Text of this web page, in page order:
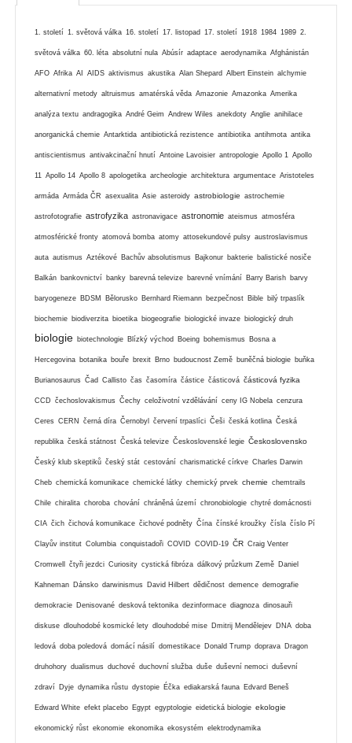
1. století 1. světová válka 16. století 17. listopad 17. století 1918 1984 1989 2.
světová válka 60. léta absolutní nula Abúsír adaptace aerodynamika Afghánistán
AFO Afrika AI AIDS aktivismus akustika Alan Shepard Albert Einstein alchymie
alternativní metody altruismus amatérská věda Amazonie Amazonka Amerika
analýza textu andragogika André Geim Andrew Wiles anekdoty Anglie anihilace
anorganická chemie Antarktida antibiotická rezistence antibiotika antihmota antika
antiscientismus antivakcinační hnutí Antoine Lavoisier antropologie Apollo 1 Apollo
11 Apollo 14 Apollo 8 apologetika archeologie architektura argumentace Aristoteles
armáda Armáda ČR asexualita Asie asteroidy astrobiologie astrochemie
astrofotografie astrofyzika astronavigace astronomie ateismus atmosféra
atmosférické fronty atomová bomba atomy attosekundové pulsy austroslavismus
auta autismus Aztékové Bachův absolutismus Bajkonur bakterie balistické nosiče
Balkán bankovnictví banky barevná televize barevné vnímání Barry Barish barvy
baryogeneze BDSM Bělorusko Bernhard Riemann bezpečnost Bible bilý trpaslík
biochemie biodiverzita bioetika biogeografie biologické invaze biologický druh
biologie biotechnologie Blízký východ Boeing bohemismus Bosna a
Hercegovina botanika bouře brexit Brno budoucnost Země buněčná biologie buňka
Burianosaurus Čad Callisto čas časomíra částice částicová částicová fyzika
CCD čechoslovakismus Čechy celoživotní vzdělávání ceny IG Nobela cenzura
Ceres CERN černá díra Černobyl červení trpaslíci Češi česká kotlina Česká
republika česká státnost Česká televize Československé legie Československo
Český klub skeptiků český stát cestování charismatické církve Charles Darwin
Cheb chemická komunikace chemické látky chemický prvek chemie chemtrails
Chile chiralita choroba chování chráněná území chronobiologie chytré domácnosti
CIA čich čichová komunikace čichové podněty Čína čínské kroužky čísla číslo Pí
Clayův institut Columbia conquistadoři COVID COVID-19 ČR Craig Venter
Cromwell čtyři jezdci Curiosity cystická fibróza dálkový průzkum Země Daniel
Kahneman Dánsko darwinismus David Hilbert dědičnost demence demografie
demokracie Denisované desková tektonika dezinformace diagnoza dinosauři
diskuse dlouhodobé kosmické lety dlouhodobé mise Dmitrij Mendělejev DNA doba
ledová doba poledová domácí násilí domestikace Donald Trump doprava Dragon
druhohory dualismus duchové duchovní služba duše duševní nemoci duševní
zdraví Dyje dynamika růstu dystopie Éčka ediakarská fauna Edvard Beneš
Edward White efekt placebo Egypt egyptologie eidetická biologie ekologie
ekonomický růst ekonomie ekonomika ekosystém elektrodynamika